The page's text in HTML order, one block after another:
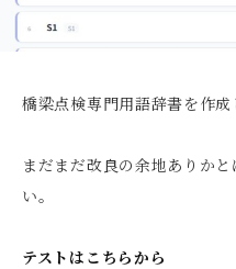
橋梁点検専門用語辞書を作成
まだまだ改良の余地ありか
い。
テストはこちらから